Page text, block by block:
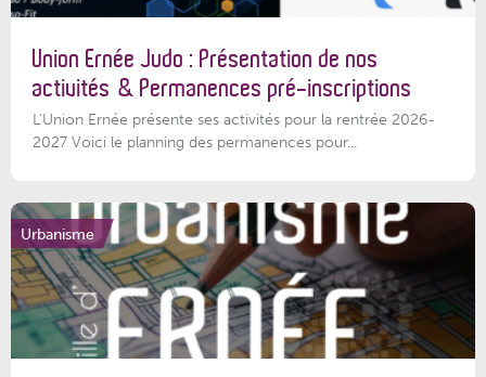
Union Ernée Judo : Présentation de nos
activités & Permanences pré-inscriptions
L'Union Ernée présente ses activités pour la rentrée 2026-
2027 Voici le planning des permanences pour...
Urbanisme